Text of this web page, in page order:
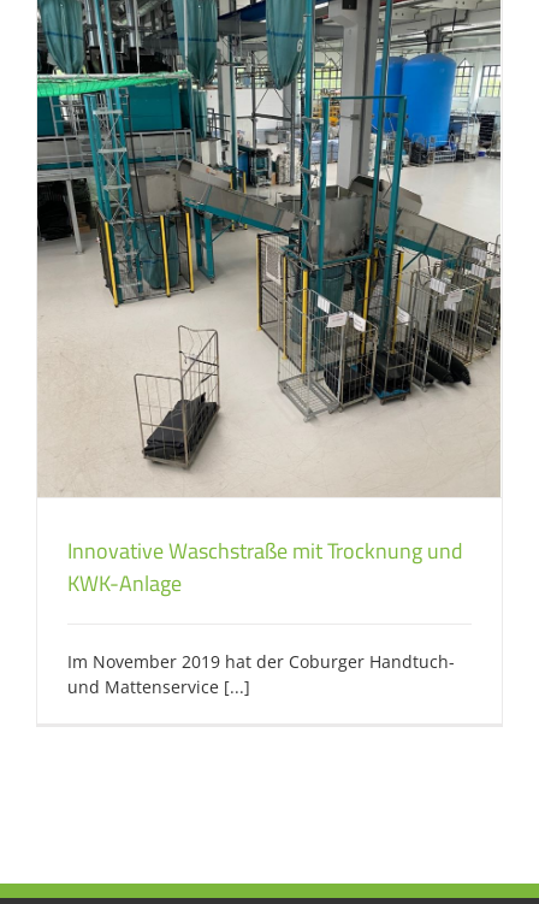
Innovative Waschstraße mit Trocknung und
KWK-Anlage
Im November 2019 hat der Coburger Handtuch-
und Mattenservice [...]